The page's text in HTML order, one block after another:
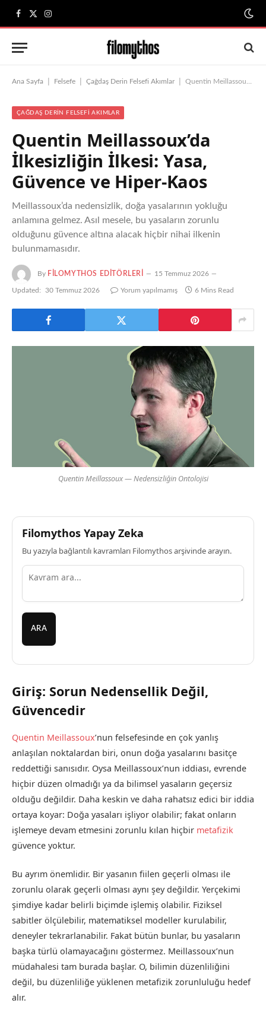
Facebook
X
(Twitter)
Instagram
Ana Sayfa Felsefe Çağdaş Derin Felsefi Akımlar Quentin Meillassoux’da İlkesizliğin İlkesi: Yasa, Güvence ve Hiper-Kaos
ÇAĞDAŞ DERIN FELSEFI AKIMLAR
Quentin Meillassoux’da
İlkesizliğin İlkesi: Yasa,
Güvence ve Hiper-Kaos
Meillassoux’da nedensizlik, doğa yasalarının yokluğu
anlamına gelmez. Asıl mesele, bu yasaların zorunlu
olduğunu güvence altına alacak hiçbir nihai ilkenin
bulunmamasıdır.
By FILOMYTHOS EDITÖRLERI 15 Temmuz 2026
Updated: 30 Temmuz 2026 Yorum yapılmamış 6 Mins Read
Quentin Meillassoux — Nedensizliğin Ontolojisi
Filomythos Yapay Zeka
Bu yazıyla bağlantılı kavramları Filomythos arşivinde arayın.
ARA
Giriş: Sorun Nedensellik Değil,
Güvencedir
Quentin Meillassoux’nun felsefesinde en çok yanlış
anlaşılan noktalardan biri, onun doğa yasalarını basitçe
reddettiği sanısıdır. Oysa Meillassoux’nun iddiası, evrende
hiçbir düzen olmadığı ya da bilimsel yasaların geçersiz
olduğu değildir. Daha keskin ve daha rahatsız edici bir iddia
ortaya koyar: Doğa yasaları işliyor olabilir; fakat onların
işlemeye devam etmesini zorunlu kılan hiçbir metafizik
güvence yoktur.
Bu ayrım önemlidir. Bir yasanın fiilen geçerli olması ile
zorunlu olarak geçerli olması aynı şey değildir. Yerçekimi
şimdiye kadar belirli biçimde işlemiş olabilir. Fiziksel
sabitler ölçülebilir, matematiksel modeller kurulabilir,
deneyler tekrarlanabilir. Fakat bütün bunlar, bu yasaların
başka türlü olamayacağını göstermez. Meillassoux’nun
müdahalesi tam burada başlar. O, bilimin düzenliliğini
değil, bu düzenliliğe yüklenen metafizik zorunluluğu hedef
alır.